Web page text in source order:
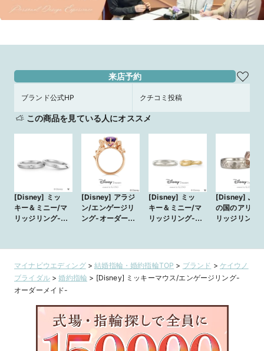
来店予約
ブランド公式HP クチコミ投稿
この商品を見ている人にオススメ
[Disney] ミッ
キー＆ミニー/マ
リッジリング-
[Disney] アラジ
ン/エンゲージリ
ング-オーダーメ
[Disney] ミッ
キー＆ミニー/マ
リッジリング-
[Disney] ふし
の国のアリス/
リッジリング-
マイナビウエディング>結婚指輪・婚約指輪TOP > ブランド > ケイウノ
ブライダル>婚約指輪 > [Disney] ミッキーマウス/エンゲージリング-
オーダーメイド-